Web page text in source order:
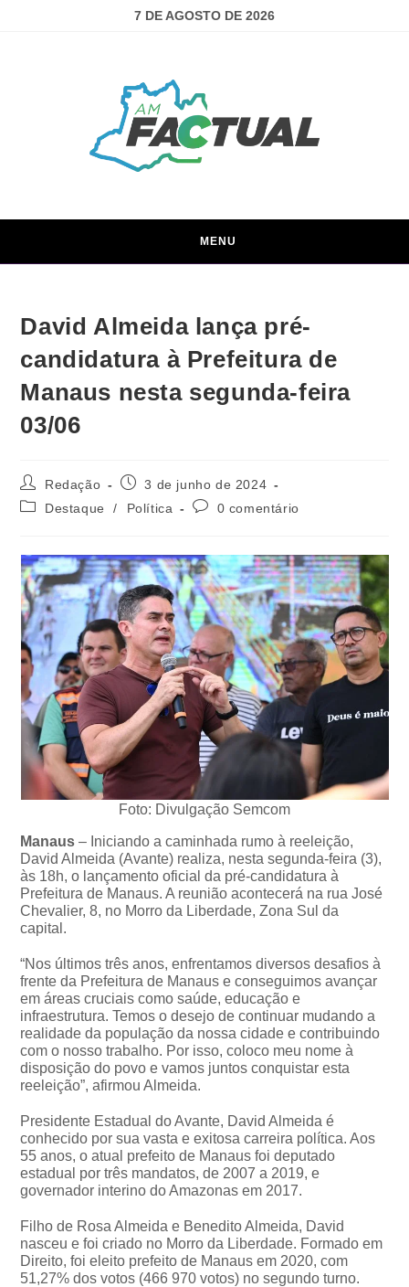
7 DE AGOSTO DE 2026
MENU
David Almeida lança pré-
candidatura à Prefeitura de
Manaus nesta segunda-feira
03/06
Redação
3 de junho de 2024
Destaque
/ Política 0 comentário
Foto: Divulgação Semcom
Manaus– Iniciando a caminhada rumo à reeleição,
David Almeida (Avante) realiza, nesta segunda-feira (3),
às 18h, o lançamento oficial da pré-candidatura à
Prefeitura de Manaus. A reunião acontecerá na rua José
Chevalier, 8, no Morro da Liberdade, Zona Sul da
capital.
“Nos últimos três anos, enfrentamos diversos desafios à
frente da Prefeitura de Manaus e conseguimos avançar
em áreas cruciais como saúde, educação e
infraestrutura. Temos o desejo de continuar mudando a
realidade da população da nossa cidade e contribuindo
com o nosso trabalho. Por isso, coloco meu nome à
disposição do povo e vamos juntos conquistar esta
reeleição”, afirmou Almeida.
Presidente Estadual do Avante, David Almeida é
conhecido por sua vasta e exitosa carreira política. Aos
55 anos, o atual prefeito de Manaus foi deputado
estadual por três mandatos, de 2007 a 2019, e
governador interino do Amazonas em 2017.
Filho de Rosa Almeida e Benedito Almeida, David
nasceu e foi criado no Morro da Liberdade. Formado em
Direito, foi eleito prefeito de Manaus em 2020, com
51,27% dos votos (466 970 votos) no segundo turno.